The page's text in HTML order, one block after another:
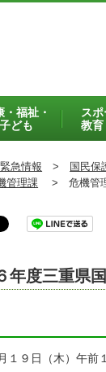
・福祉・
子ども
スポ
教育
急情報 > 国民保
管理課 > 危機管
年度三重県
１９日（木）午前